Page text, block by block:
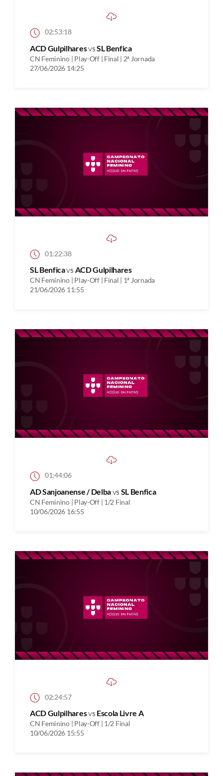
02:53:18
ACD GulpilharesvsSL Benfica
CN Feminino | Play-Off | Final | 2ª Jornada
27/06/2026 14:25
01:22:38
SL Benficavs ACD Gulpilhares
CN Feminino | Play-Off | Final | 1ª Jornada
21/06/2026 11:55
01:44:06
AD Sanjoanense / Delbavs SL Benfica
CN Feminino | Play-Off | 1/2 Final
10/06/2026 16:55
02:24:57
ACD Gulpilharesvs Escola Livre A
CN Feminino | Play-Off | 1/2 Final
10/06/2026 15:55